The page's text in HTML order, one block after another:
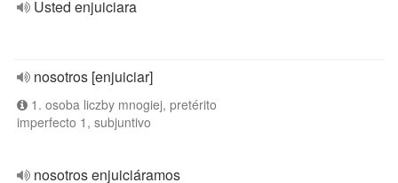
Usted enjuiciara
nosotros [enjuiciar]
1. osoba liczby mnogiej, pretérito
imperfecto 1, subjuntivo
nosotros enjuiciáramos